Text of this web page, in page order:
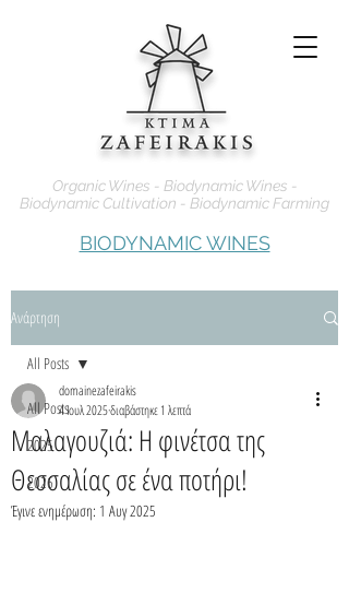
Organic Wines - Biodynamic Wines -
Biodynamic Cultivation - Biodynamic Farming
BIODYNAMIC WINES
Ανάρτηση
All Posts
2025
2026
All Posts
Μαλαγουζιά: Η φινέτσα της
Θεσσαλίας σε ένα ποτήρι!
domainezafeirakis
4 Ιουλ 2025διαβάστηκε 1 λεπτά
Έγινε ενημέρωση: 1 Αυγ 2025